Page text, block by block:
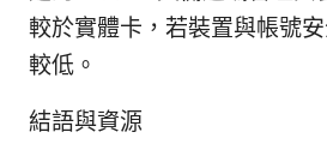
較於實體卡，若裝置與帳號
較低。
結語與資源